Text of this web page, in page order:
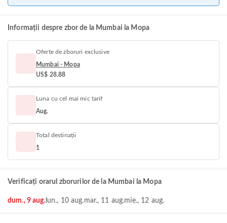
Informații despre zbor de la Mumbai la Mopa
Oferte de zboruri exclusive
Mumbai - Mopa
US$ 28.88
Luna cu cel mai mic tarif
Aug.
Total destinații
1
Verificați orarul zborurilor de la Mumbai la Mopa
dum., 9 aug.lun., 10 aug.mar., 11 aug.mie., 12 aug.